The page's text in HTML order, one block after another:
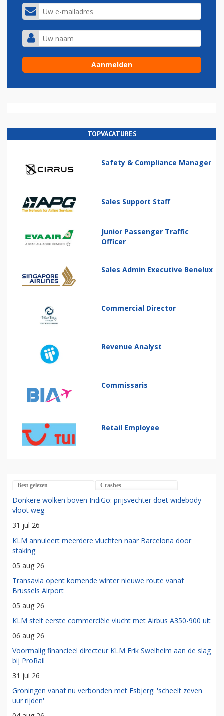
TOPVACATURES
Safety & Compliance Manager
Sales Support Staff
Junior Passenger Traffic
Officer
Sales Admin Executive Benelux
Commercial Director
Revenue Analyst
Commissaris
Retail Employee
Best gelezen Crashes
Donkere wolken boven IndiGo: prijsvechter doet widebody-
vloot weg
31 jul 26
KLM annuleert meerdere vluchten naar Barcelona door
staking
05 aug 26
Transavia opent komende winter nieuwe route vanaf
Brussels Airport
05 aug 26
KLM stelt eerste commerciële vlucht met Airbus A350-900 uit
06 aug 26
Voormalig financieel directeur KLM Erik Swelheim aan de slag
bij ProRail
31 jul 26
Groningen vanaf nu verbonden met Esbjerg: 'scheelt zeven
uur rijden'